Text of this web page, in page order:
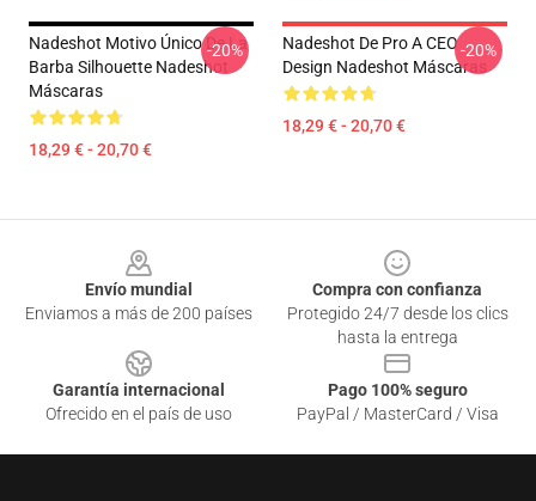
Nadeshot Motivo Único De La
Barba Silhouette Nadeshot
Máscaras
18,29 € - 20,70 €
-20%
Nadeshot De Pro A CEO
Design Nadeshot Máscaras
18,29 € - 20,70 €
-20%
Envío mundial
Enviamos a más de 200 países
Compra con confianza
Protegido 24/7 desde los clics
hasta la entrega
Garantía internacional
Ofrecido en el país de uso
Pago 100% seguro
PayPal / MasterCard / Visa